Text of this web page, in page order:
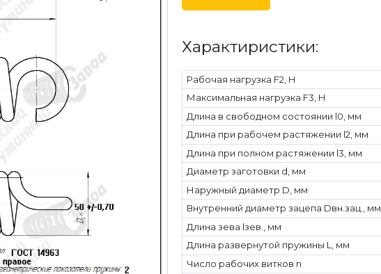
Характиристики:
Рабочая нагрузка F2, Н
Максимальная нагрузка F3, Н
Длина в свободном состоянии l0, мм
Длина при рабочем растяжении l2, мм
Длина при полном растяжении l3, мм
Диаметр заготовки d, мм
Наружный диаметр D, мм
Внутренний диаметр зацепа Dвн.зац., мм
Длина зева lзев., мм
Длина развернутой пружины L, мм
Число рабочих витков n